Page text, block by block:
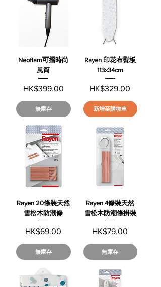
Neoflam可摺時尚
風筒
價格
HK$399.00
無庫存
Rayen 印花布熨板
113x34cm
價格
HK$329.00
新增至購物車
Rayen 20條裝天然
雪松木防潮條
價格
HK$69.00
無庫存
Rayen 4條裝天然
雪松木防潮條掛裝
價格
HK$79.00
無庫存